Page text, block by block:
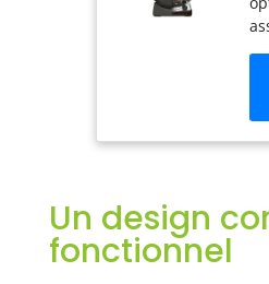
Un design
fonctionnel